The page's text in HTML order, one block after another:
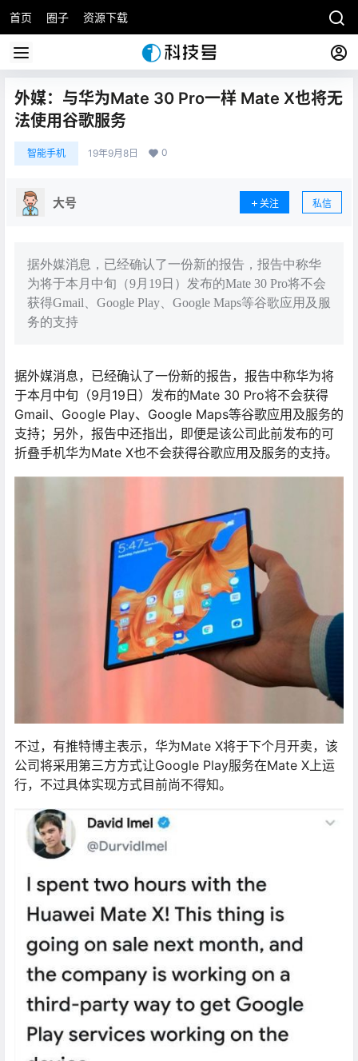
首页 圈子 资源下载
外媒：与华为Mate 30 Pro一样 Mate X也将无
法使用谷歌服务
智能手机 19年9月8日 0
大号 关注 私信
据外媒消息，已经确认了一份新的报告，报告中称华
为将于本月中旬（9月19日）发布的Mate 30 Pro将不会
获得Gmail、Google Play、Google Maps等谷歌应用及服
务的支持
据外媒消息，已经确认了一份新的报告，报告中称华为将
于本月中旬（9月19日）发布的Mate 30 Pro将不会获得
Gmail、Google Play、Google Maps等谷歌应用及服务的
支持；另外，报告中还指出，即便是该公司此前发布的可
折叠手机华为Mate X也不会获得谷歌应用及服务的支持。
不过，有推特博主表示，华为Mate X将于下个月开卖，该
公司将采用第三方方式让Google Play服务在Mate X上运
行，不过具体实现方式目前尚不得知。